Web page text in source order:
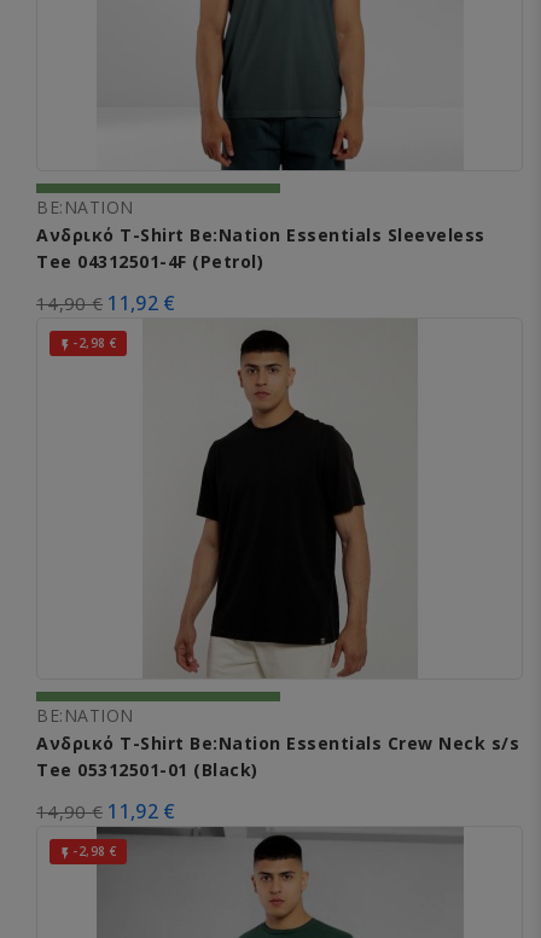
BE:NATION
Ανδρικό T-Shirt Be:Nation Essentials Sleeveless
Tee 04312501-4F (Petrol)
14,90 € 11,92 €
 -2,98 €
BE:NATION
Ανδρικό T-Shirt Be:Nation Essentials Crew Neck s/s
Tee 05312501-01 (Black)
14,90 € 11,92 €
 -2,98 €